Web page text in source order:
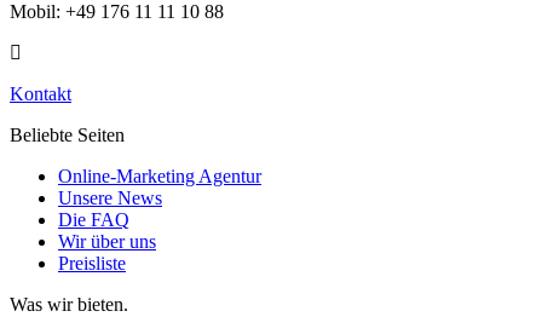
Mobil: +49 176 11 11 10 88
Kontakt
Beliebte Seiten
Online-Marketing Agentur
Unsere News
Die FAQ
Wir über uns
Preisliste
Was wir bieten.